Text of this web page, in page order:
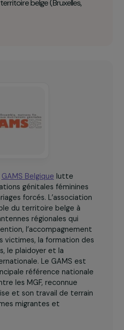
territoire belge (Bruxelles,
le GAMS Belgique